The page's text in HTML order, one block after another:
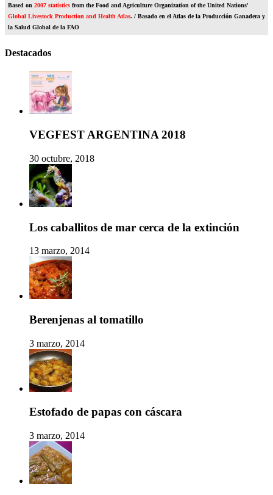
Based on 2007 statistics from the Food and Agriculture Organization of the United Nations'
Global Livestock Production and Health Atlas. / Basado en el Atlas de la Producción Ganadera y
la Salud Global de la FAO
Destacados
VEGFEST ARGENTINA 2018
30 octubre, 2018
Los caballitos de mar cerca de la extinción
13 marzo, 2014
Berenjenas al tomatillo
3 marzo, 2014
Estofado de papas con cáscara
3 marzo, 2014